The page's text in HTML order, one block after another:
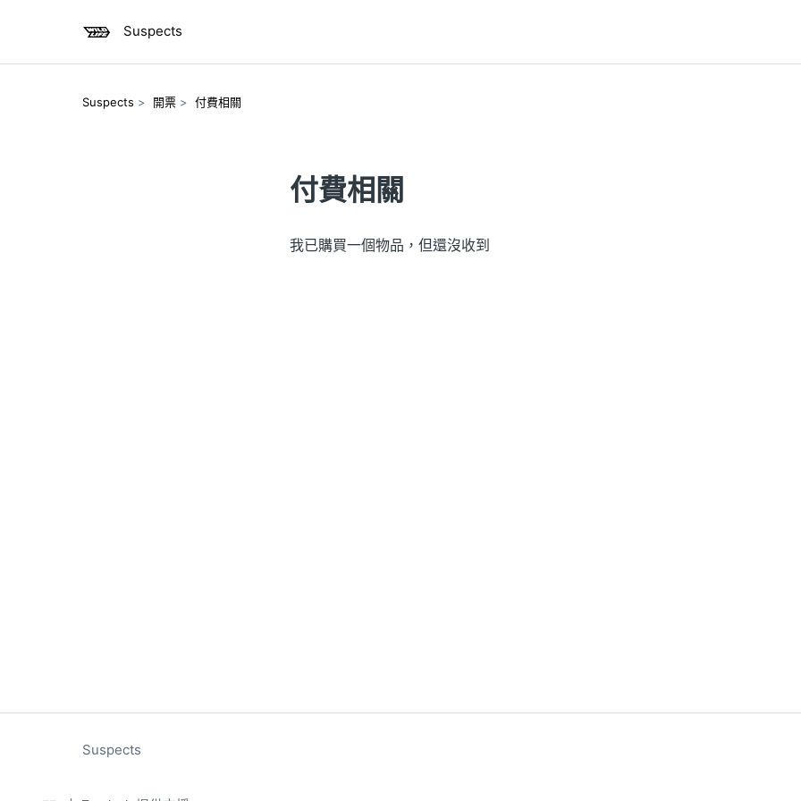
Suspects
Suspects 開票 付費相關
付費相關
我已購買一個物品，但還沒收到
Suspects